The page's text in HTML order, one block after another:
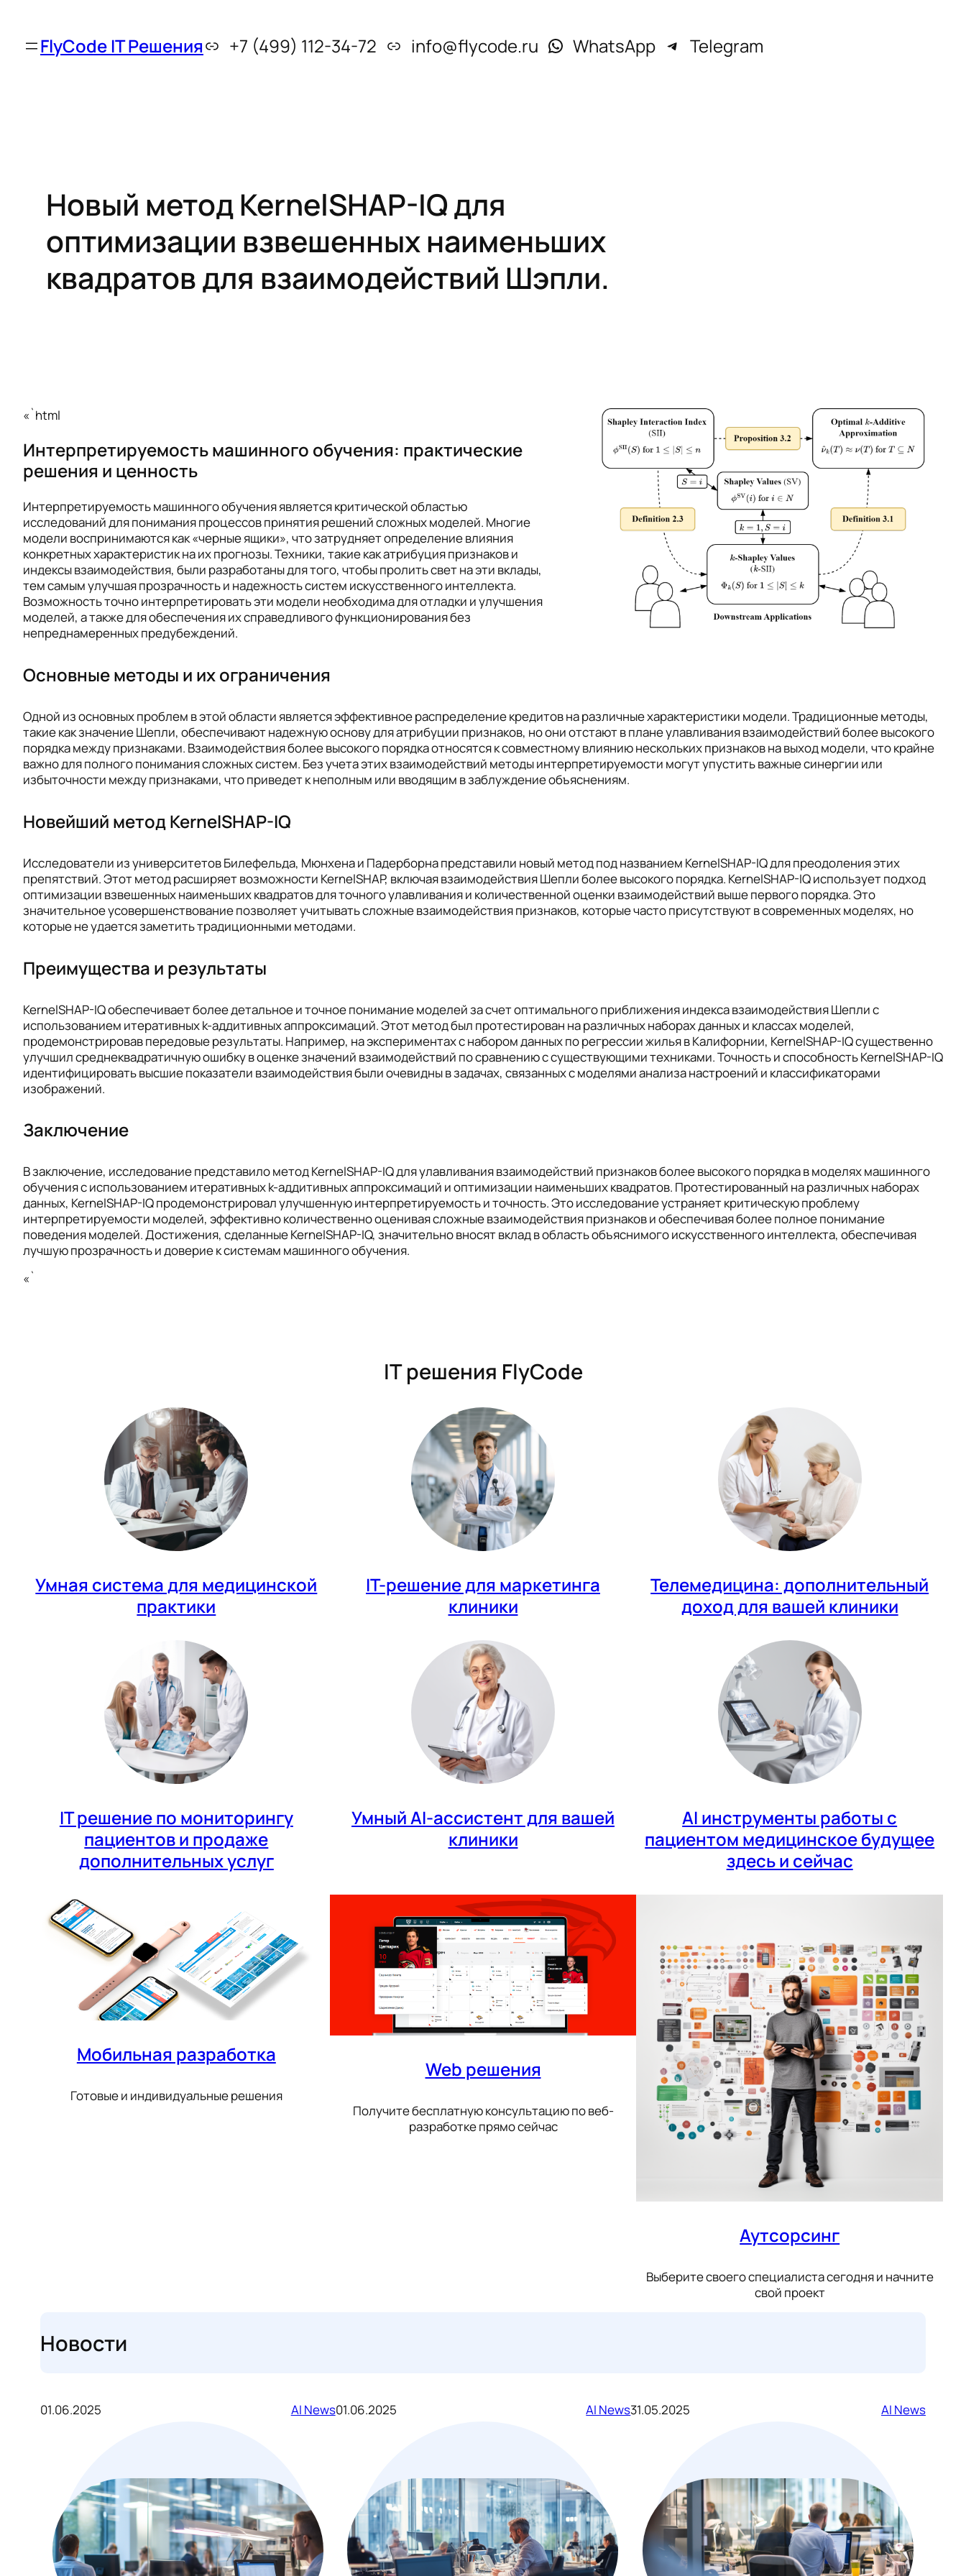
FlyCode IT Решения +7 (499) 112-34-72 info@flycode.ru WhatsApp Telegram
Новый метод KernelSHAP-IQ для
оптимизации взвешенных наименьших
квадратов для взаимодействий Шэпли.
«`html
Интерпретируемость машинного обучения: практические
решения и ценность
Интерпретируемость машинного обучения является критической областью
исследований для понимания процессов принятия решений сложных моделей. Многие
модели воспринимаются как «черные ящики», что затрудняет определение влияния
конкретных характеристик на их прогнозы. Техники, такие как атрибуция признаков и
индексы взаимодействия, были разработаны для того, чтобы пролить свет на эти вклады,
тем самым улучшая прозрачность и надежность систем искусственного интеллекта.
Возможность точно интерпретировать эти модели необходима для отладки и улучшения
моделей, а также для обеспечения их справедливого функционирования без
непреднамеренных предубеждений.
Основные методы и их ограничения
Одной из основных проблем в этой области является эффективное распределение кредитов на различные характеристики модели. Традиционные методы,
такие как значение Шепли, обеспечивают надежную основу для атрибуции признаков, но они отстают в плане улавливания взаимодействий более высокого
порядка между признаками. Взаимодействия более высокого порядка относятся к совместному влиянию нескольких признаков на выход модели, что крайне
важно для полного понимания сложных систем. Без учета этих взаимодействий методы интерпретируемости могут упустить важные синергии или
избыточности между признаками, что приведет к неполным или вводящим в заблуждение объяснениям.
Новейший метод KernelSHAP-IQ
Исследователи из университетов Билефельда, Мюнхена и Падерборна представили новый метод под названием KernelSHAP-IQ для преодоления этих
препятствий. Этот метод расширяет возможности KernelSHAP, включая взаимодействия Шепли более высокого порядка. KernelSHAP-IQ использует подход
оптимизации взвешенных наименьших квадратов для точного улавливания и количественной оценки взаимодействий выше первого порядка. Это
значительное усовершенствование позволяет учитывать сложные взаимодействия признаков, которые часто присутствуют в современных моделях, но
которые не удается заметить традиционными методами.
Преимущества и результаты
KernelSHAP-IQ обеспечивает более детальное и точное понимание моделей за счет оптимального приближения индекса взаимодействия Шепли с
использованием итеративных k-аддитивных аппроксимаций. Этот метод был протестирован на различных наборах данных и классах моделей,
продемонстрировав передовые результаты. Например, на экспериментах с набором данных по регрессии жилья в Калифорнии, KernelSHAP-IQ существенно
улучшил среднеквадратичную ошибку в оценке значений взаимодействий по сравнению с существующими техниками. Точность и способность KernelSHAP-IQ
идентифицировать высшие показатели взаимодействия были очевидны в задачах, связанных с моделями анализа настроений и классификаторами
изображений.
Заключение
В заключение, исследование представило метод KernelSHAP-IQ для улавливания взаимодействий признаков более высокого порядка в моделях машинного
обучения с использованием итеративных k-аддитивных аппроксимаций и оптимизации наименьших квадратов. Протестированный на различных наборах
данных, KernelSHAP-IQ продемонстрировал улучшенную интерпретируемость и точность. Это исследование устраняет критическую проблему
интерпретируемости моделей, эффективно количественно оценивая сложные взаимодействия признаков и обеспечивая более полное понимание
поведения моделей. Достижения, сделанные KernelSHAP-IQ, значительно вносят вклад в область объяснимого искусственного интеллекта, обеспечивая
лучшую прозрачность и доверие к системам машинного обучения.
«`
IT решения FlyCode
Умная система для медицинской
практики
IT-решение для маркетинга
клиники
Телемедицина: дополнительный
доход для вашей клиники
IT решение по мониторингу
пациентов и продаже
дополнительных услуг
Умный AI-ассистент для вашей
клиники
AI инструменты работы с
пациентом медицинское будущее
здесь и сейчас
Мобильная разработка
Готовые и индивидуальные решения
Web решения
Получите бесплатную консультацию по веб-
разработке прямо сейчас
Аутсорсинг
Выберите своего специалиста сегодня и начните
свой проект
Новости
01.06.2025 AI News01.06.2025 AI News31.05.2025 AI News